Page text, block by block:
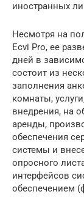
иностранных
Несмотря на
Ecvi Pro, ее
дней в
состоит из
заполнения
комнаты,
внедрения, на
аренды,
обеспечения
системы и
опросного
интерфейсов
обеспечением